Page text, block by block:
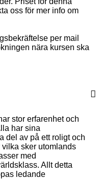
oss för mer info om
per mail
nära kursen ska
stor erfarenhet och
har sina
del av på ett roligt och
sker utomlands
med
Allt detta
ledande